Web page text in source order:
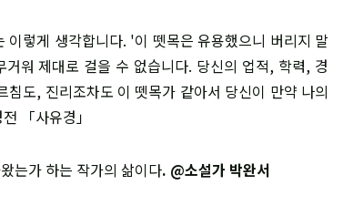
렇게 생각합니다. '이 뗏목은 유용했으니 버리지 말
워 제대로 걸을 수 없습니다. 당신의 업적, 학력, 경
도, 진리조차도 이 뗏목가 같아서 당신이 만약 나의
「사유경」
는가 하는 작가의 삶이다. @소설가 박완서